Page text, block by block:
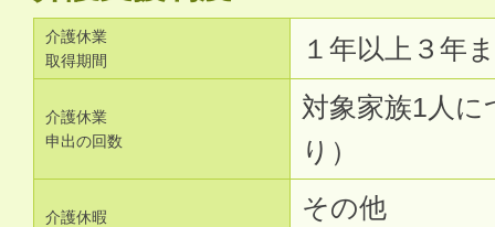
介護休業
取得期間
１年以上３年
介護休業
申出の回数
対象家族1人
り）
介護休暇
その他